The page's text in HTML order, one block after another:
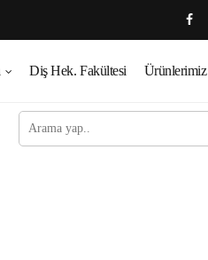
Diş Hek. Fakültesi Ürünlerimiz